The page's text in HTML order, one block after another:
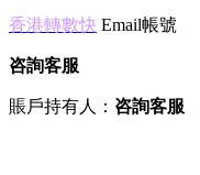
香港轉數快 Email帳號
咨詢客服
賬戶持有人： 咨詢客服